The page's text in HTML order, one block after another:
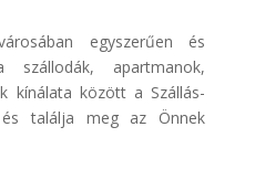
egyszerűen és
szállodák, apartmanok,
kínálata között a Szállás-
és találja meg az Önnek